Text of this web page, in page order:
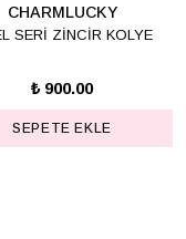
CHARMLUCKY
SERİ ZİNCİR KOLYE
₺ 900.00
SEPETE EKLE